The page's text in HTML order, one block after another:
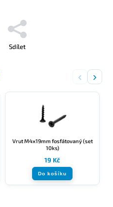
Sdílet
‹ ›
Vrut M4x19mm fosfátovaný (set
10ks)
19 Kč
Do košíku